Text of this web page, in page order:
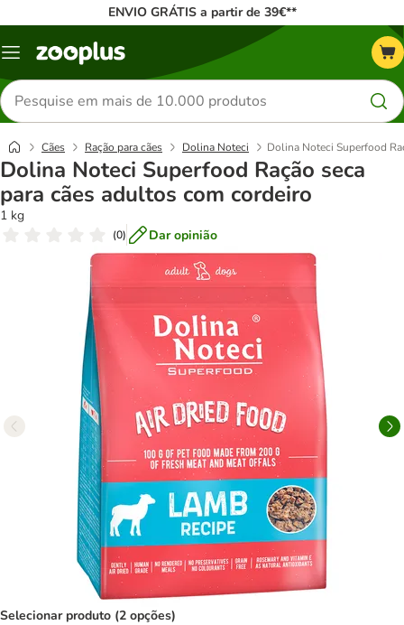
ENVIO GRÁTIS a partir de 39€**
Menu
Pesquisar
produtos
Cães Ração para cães Dolina Noteci Dolina Noteci Superfood
Dolina Noteci Superfood Ração seca
para cães adultos com cordeiro
1 kg
(0) Dar opinião
Selecionar produto (2 opções)